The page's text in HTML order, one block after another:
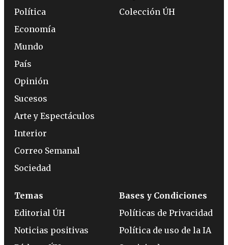
Política
Economía
Mundo
País
Opinión
Sucesos
Arte y Espectáculos
Interior
Correo Semanal
Sociedad
Colección ÚH
Temas
Editorial ÚH
Noticias positivas
Bases y Condiciones
Políticas de Privacidad
Política de uso de la IA